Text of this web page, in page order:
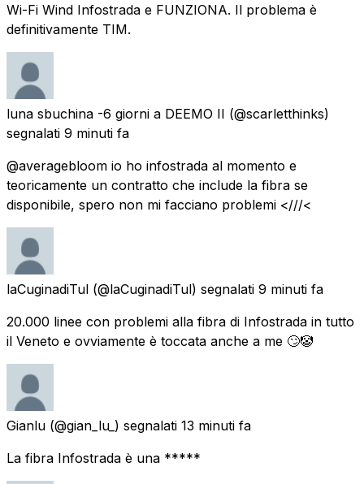
Wi-Fi Wind Infostrada e FUNZIONA. Il problema è
definitivamente TIM.
luna sbuchina -6 giorni a DEEMO II (@scarletthinks)
segnalati 9 minuti fa
@averagebloom io ho infostrada al momento e
teoricamente un contratto che include la fibra se
disponibile, spero non mi facciano problemi <///<
laCuginadiTul (@laCuginadiTul) segnalati 9 minuti fa
20.000 linee con problemi alla fibra di Infostrada in tutto
il Veneto e ovviamente è toccata anche a me 🙄🤡
Gianlu (@gian_lu_) segnalati 13 minuti fa
La fibra Infostrada è una *****